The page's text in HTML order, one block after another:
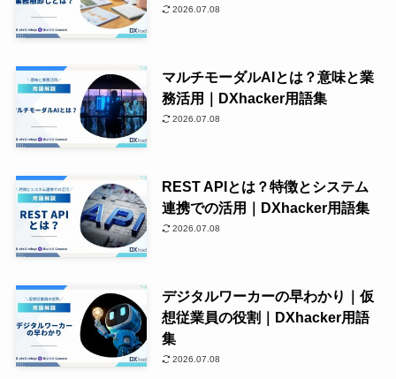
2026.07.08
マルチモーダルAIとは？意味と業
務活用｜DXhacker用語集
2026.07.08
REST APIとは？特徴とシステム
連携での活用｜DXhacker用語集
2026.07.08
デジタルワーカーの早わかり｜仮
想従業員の役割｜DXhacker用語
集
2026.07.08